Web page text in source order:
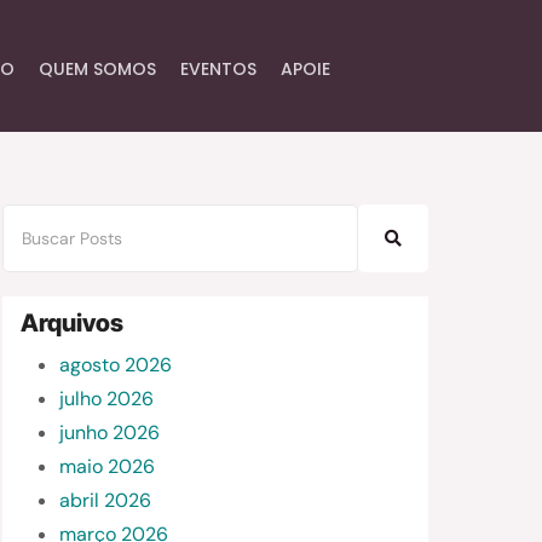
QUEM SOMOS EVENTOS APOIE
Arquivos
agosto 2026
julho 2026
junho 2026
maio 2026
abril 2026
março 2026